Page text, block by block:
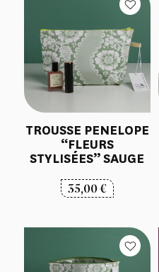
TROUSSE PENELOPE
“FLEURS
STYLISÉES” SAUGE
35,00€